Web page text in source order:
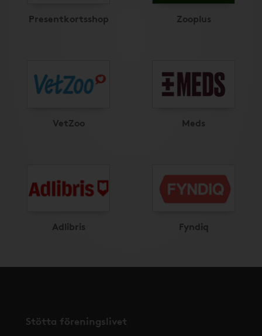
Presentkortsshop Zooplus
VetZoo Meds
Adlibris Fyndiq
Stötta föreningslivet